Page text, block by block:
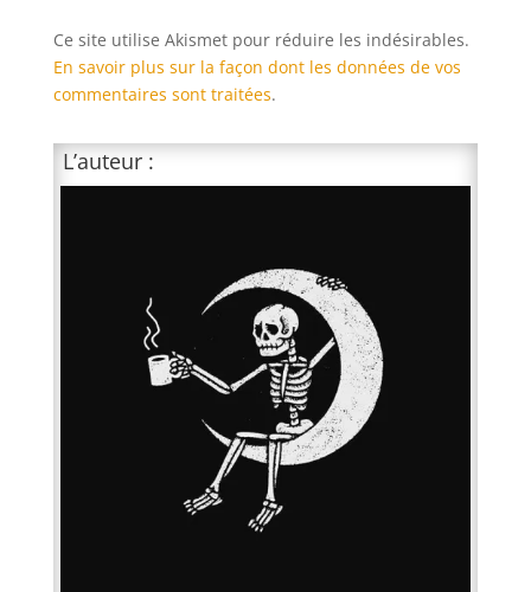
Ce site utilise Akismet pour réduire les indésirables.
En savoir plus sur la façon dont les données de vos
commentaires sont traitées.
L’auteur :